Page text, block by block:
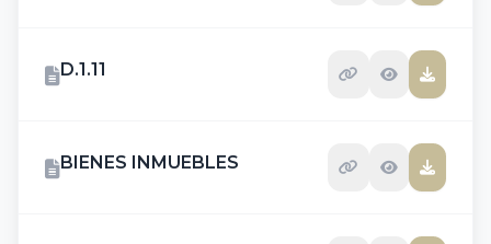
D.1.11
BIENES INMUEBLES